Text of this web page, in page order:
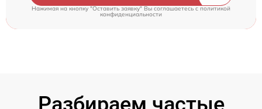
Нажимая на кнопку "Оставить заявку" Вы соглашаетесь c политикой
конфиденциальности